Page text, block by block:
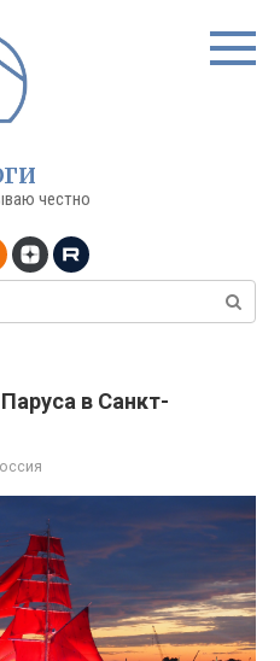
честно
в Санкт-